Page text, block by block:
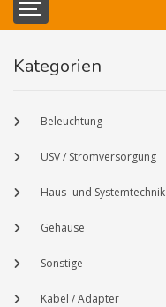
Kategorien
Beleuchtung
USV / Stromversorgung
Haus- und Systemtechnik
Gehäuse
Sonstige
Kabel / Adapter